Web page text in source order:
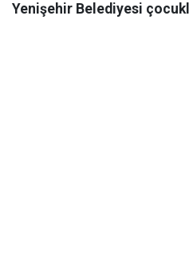
Yenişehir Belediyesi